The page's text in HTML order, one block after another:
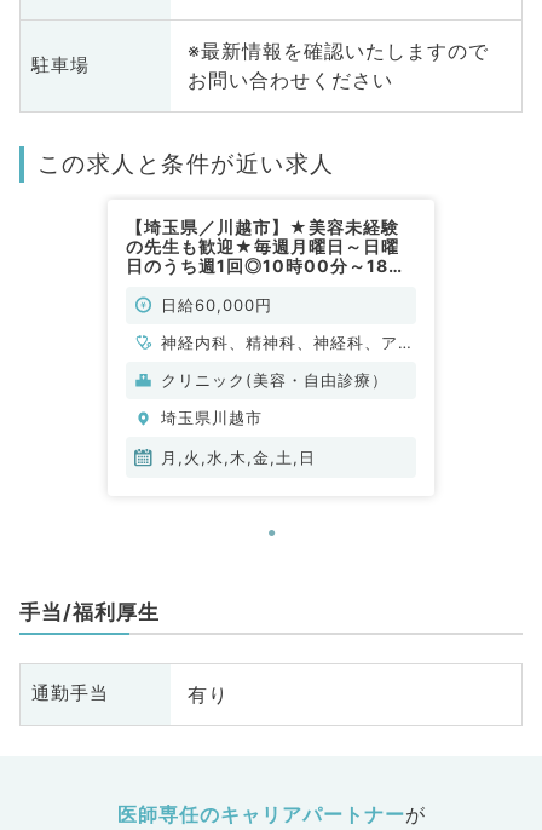
駐車場
※最新情報を確認いたしますので
お問い合わせください
この求人と条件が近い求人
【埼玉県／川越市】★美容未経験
の先生も歓迎★毎週月曜日～日曜
日のうち週1回◎10時00分～18時
談（美容皮膚科／非常勤）
日給60,000円
神経内科、精神科、神経科、アレ
ルギー科、リウマチ科、小児科、
脳神経外科、呼吸器外科、心臓血
管外科、小児外科、皮膚科、泌尿
放射線科、リハビリテーション
科系全般、一般外科、消化器外
科、乳腺外科、総合診療科、美容
系、膠原病科、スポーツ整形外
クリニック(美容・自由診療）
埼玉県川越市
月,火,水,木,金,土,日
手当/福利厚生
通勤手当 有り
医師専任のキャリアパートナーが